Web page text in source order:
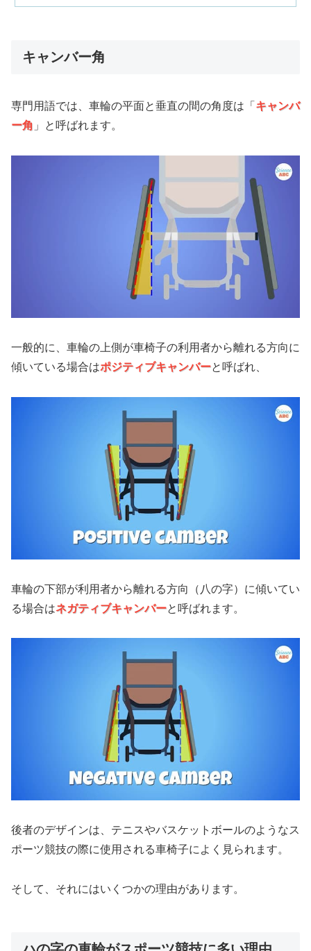
キャンバー角
専門用語では、車輪の平面と垂直の間の角度は「 キャンバ
ー角 」と呼ばれます。
一般的に、車輪の上側が車椅子の利用者から離れる方向に
傾いている場合はポジティブキャンバーと呼ばれ、
車輪の下部が利用者から離れる方向（八の字）に傾いてい
る場合はネガティブキャンバーと呼ばれます。
後者のデザインは、テニスやバスケットボールのようなス
ポーツ競技の際に使用される車椅子によく見られます。
そして、それにはいくつかの理由があります。